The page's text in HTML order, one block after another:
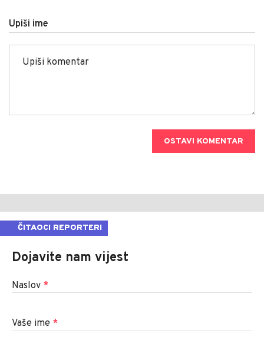
Upiši ime
OSTAVI KOMENTAR
ČITAOCI REPORTERI
Dojavite nam vijest
Naslov *
Vaše ime *